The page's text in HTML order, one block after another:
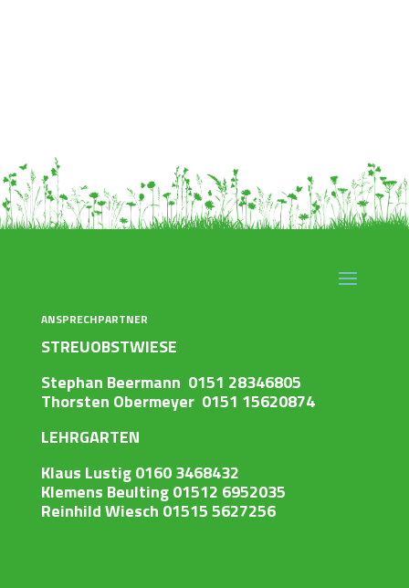
ANSPRECHPARTNER
STREUOBSTWIESE
Stephan Beermann 0151 28346805
Thorsten Obermeyer 0151 15620874
LEHRGARTEN
Klaus Lustig 0160 3468432
Klemens Beulting 01512 6952035
Reinhild Wiesch 01515 5627256